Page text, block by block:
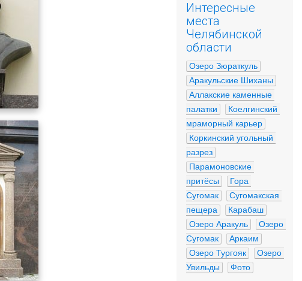
Интересные
места
Челябинской
области
Озеро Зюраткуль
Аракульские Шиханы
Аллакские каменные
палатки
Коелгинский
мраморный карьер
Коркинский угольный
разрез
Парамоновские
притёсы
Гора
Сугомак
Сугомакская
пещера
Карабаш
Озеро Аракуль
Озеро
Сугомак
Аркаим
Озеро Тургояк
Озеро
Увильды
Фото